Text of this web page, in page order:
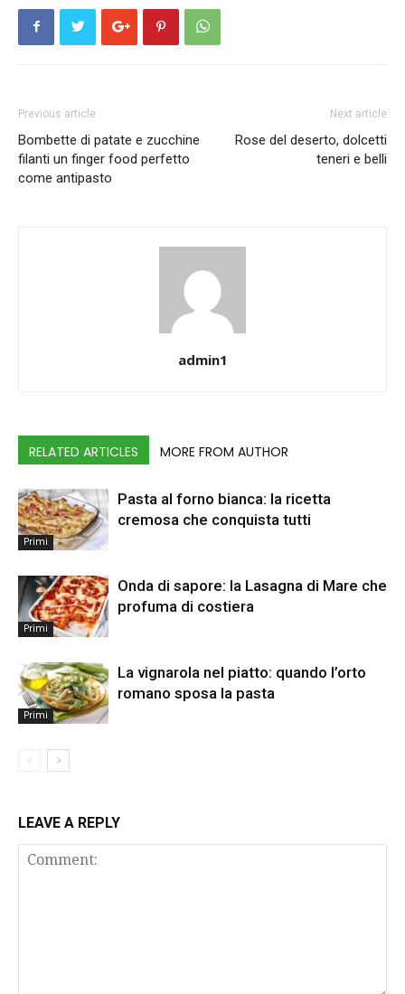
Previous article
Bombette di patate e zucchine
filanti un finger food perfetto
come antipasto
Next article
Rose del deserto, dolcetti
teneri e belli
admin1
RELATED ARTICLES MORE FROM AUTHOR
Primi
Pasta al forno bianca: la ricetta
cremosa che conquista tutti
Primi
Onda di sapore: la Lasagna di Mare che
profuma di costiera
Primi
La vignarola nel piatto: quando l’orto
romano sposa la pasta
LEAVE A REPLY